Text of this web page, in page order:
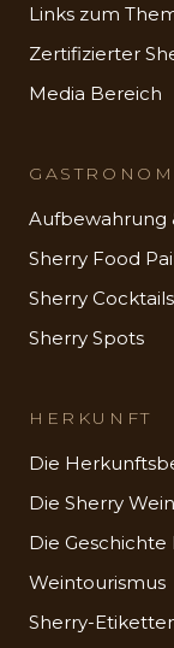
Links zum
Zertifizierter
Media Bereich
Aufbewahrung
Sherry Food
Sherry Cocktails
Sherry Spots
HERKUNFT
Die
Die Sherry
Die Geschichte
Weintourismus
Sherry-